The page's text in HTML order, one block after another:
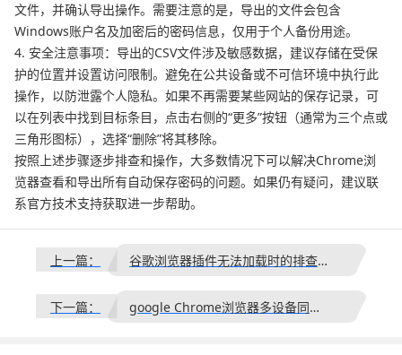
文件，并确认导出操作。需要注意的是，导出的文件会包含
Windows账户名及加密后的密码信息，仅用于个人备份用途。
4. 安全注意事项：导出的CSV文件涉及敏感数据，建议存储在受保
护的位置并设置访问限制。避免在公共设备或不可信环境中执行此
操作，以防泄露个人隐私。如果不再需要某些网站的保存记录，可
以在列表中找到目标条目，点击右侧的“更多”按钮（通常为三个点或
三角形图标），选择“删除”将其移除。
按照上述步骤逐步排查和操作，大多数情况下可以解决Chrome浏
览器查看和导出所有自动保存密码的问题。如果仍有疑问，建议联
系官方技术支持获取进一步帮助。
上一篇： 谷歌浏览器插件无法加载时的排查与解决方案
下一篇： google Chrome浏览器多设备同步功能使用教程